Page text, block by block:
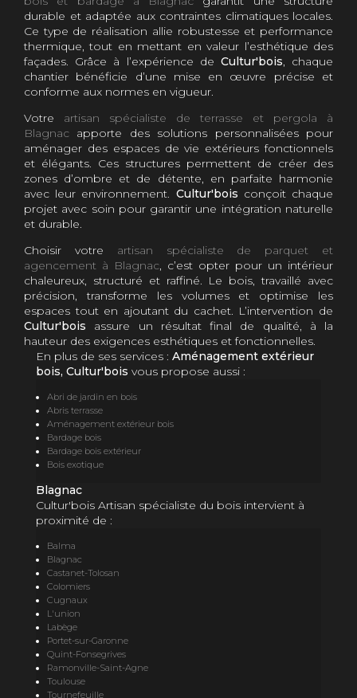
durable et adaptée aux contraintes climatiques locales.
Ce type de réalisation allie robustesse et performance
thermique, tout en mettant en valeur l’esthétique des
façades. Grâce à l’expérience de Cultur'bois, chaque
chantier bénéficie d’une mise en œuvre précise et
conforme aux normes en vigueur.
Votre artisan spécialiste de terrasse et pergola à
Blagnac apporte des solutions personnalisées pour
aménager des espaces de vie extérieurs fonctionnels
et élégants. Ces structures permettent de créer des
zones d’ombre et de détente, en parfaite harmonie
avec leur environnement. Cultur'bois conçoit chaque
projet avec soin pour garantir une intégration naturelle
et durable.
Choisir votre artisan spécialiste de parquet et
agencement à Blagnac, c’est opter pour un intérieur
chaleureux, structuré et raffiné. Le bois, travaillé avec
précision, transforme les volumes et optimise les
espaces tout en ajoutant du cachet. L’intervention de
Cultur'bois assure un résultat final de qualité, à la
hauteur des exigences esthétiques et fonctionnelles.
En plus de ses services : Aménagement extérieur
bois, Cultur'bois vous propose aussi :
Abri de jardin en bois
Abris terrasse
Aménagement extérieur bois
Bardage bois
Bardage bois extérieur
Bois exotique
Blagnac
Cultur'bois Artisan spécialiste du bois intervient à
proximité de :
Balma
Blagnac
Castanet-Tolosan
Colomiers
Cugnaux
L'union
Labège
Portet-sur-Garonne
Quint-Fonsegrives
Ramonville-Saint-Agne
Toulouse
Tournefeuille